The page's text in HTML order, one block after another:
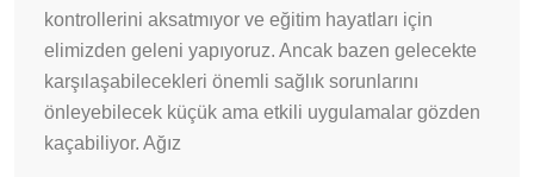
kontrollerini aksatmıyor ve eğitim hayatları için
elimizden geleni yapıyoruz. Ancak bazen gelecekte
karşılaşabilecekleri önemli sağlık sorunlarını
önleyebilecek küçük ama etkili uygulamalar gözden
kaçabiliyor. Ağız